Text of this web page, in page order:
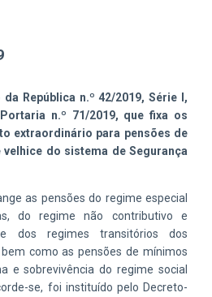
República n.º 42/2019, Série I,
n.º 71/2019, que fixa os
extraordinário para pensões de
do sistema de Segurança
as pensões do regime especial
do regime não contributivo e
dos regimes transitórios dos
como as pensões de mínimos
e sobrevivência do regime social
se, foi instituído pelo Decreto-